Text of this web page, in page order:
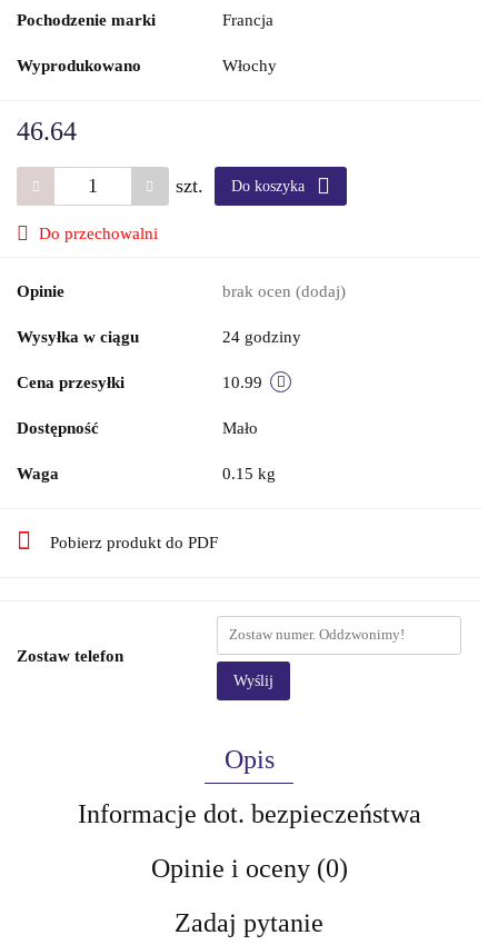
Pochodzenie marki Francja
Wyprodukowano Włochy
46.64
szt. Do koszyka
Do przechowalni
Opinie brak ocen (dodaj)
Wysyłka w ciągu 24 godziny
Cena przesyłki 10.99
Dostępność Mało
Waga 0.15 kg
Pobierz produkt do PDF
Zostaw telefon
Wyślij
Opis
Informacje dot. bezpieczeństwa
Opinie i oceny (0)
Zadaj pytanie